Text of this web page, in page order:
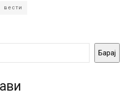
вести
Барај